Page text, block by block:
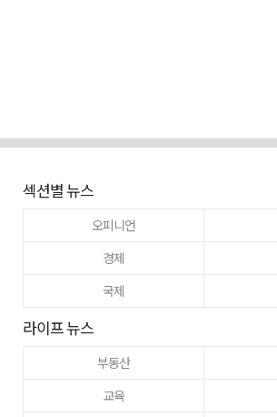
섹션별 뉴스
오피니언
경제
국제
라이프 뉴스
부동산
교육